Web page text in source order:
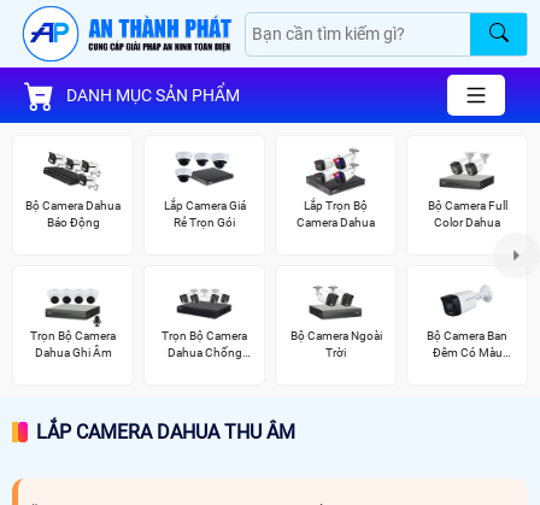
DANH MỤC SẢN PHẨM
Bộ Camera Dahua
Báo Động
Lắp Camera Giá
Rẻ Trọn Gói
Lắp Trọn Bộ
Camera Dahua
Bộ Camera Full
Color Dahua
Trọn Bộ Camera
Dahua Ghi Âm
Trọn Bộ Camera
Dahua Chống
Bộ Camera Ngoài
Trời
Bộ Camera Ban
Đêm Có Màu
LẮP CAMERA DAHUA THU ÂM